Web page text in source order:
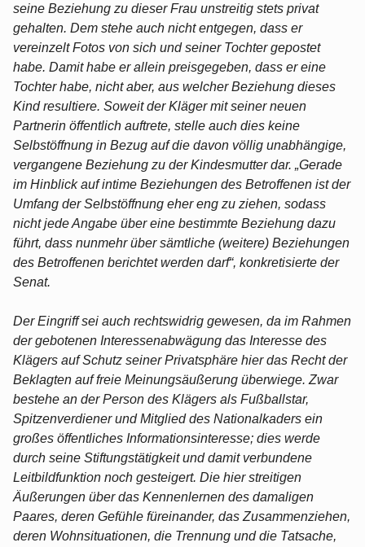
seine Beziehung zu dieser Frau unstreitig stets privat
gehalten. Dem stehe auch nicht entgegen, dass er
vereinzelt Fotos von sich und seiner Tochter gepostet
habe. Damit habe er allein preisgegeben, dass er eine
Tochter habe, nicht aber, aus welcher Beziehung dieses
Kind resultiere. Soweit der Kläger mit seiner neuen
Partnerin öffentlich auftrete, stelle auch dies keine
Selbstöffnung in Bezug auf die davon völlig unabhängige,
vergangene Beziehung zu der Kindesmutter dar. „Gerade
im Hinblick auf intime Beziehungen des Betroffenen ist der
Umfang der Selbstöffnung eher eng zu ziehen, sodass
nicht jede Angabe über eine bestimmte Beziehung dazu
führt, dass nunmehr über sämtliche (weitere) Beziehungen
des Betroffenen berichtet werden darf“, konkretisierte der
Senat.
Der Eingriff sei auch rechtswidrig gewesen, da im Rahmen
der gebotenen Interessenabwägung das Interesse des
Klägers auf Schutz seiner Privatsphäre hier das Recht der
Beklagten auf freie Meinungsäußerung überwiege. Zwar
bestehe an der Person des Klägers als Fußballstar,
Spitzenverdiener und Mitglied des Nationalkaders ein
großes öffentliches Informationsinteresse; dies werde
durch seine Stiftungstätigkeit und damit verbundene
Leitbildfunktion noch gesteigert. Die hier streitigen
Äußerungen über das Kennenlernen des damaligen
Paares, deren Gefühle füreinander, das Zusammenziehen,
deren Wohnsituationen, die Trennung und die Tatsache,